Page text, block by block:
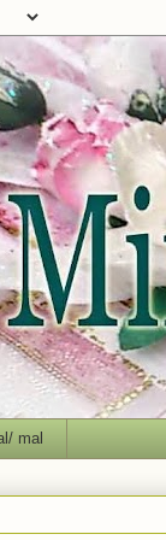
mal